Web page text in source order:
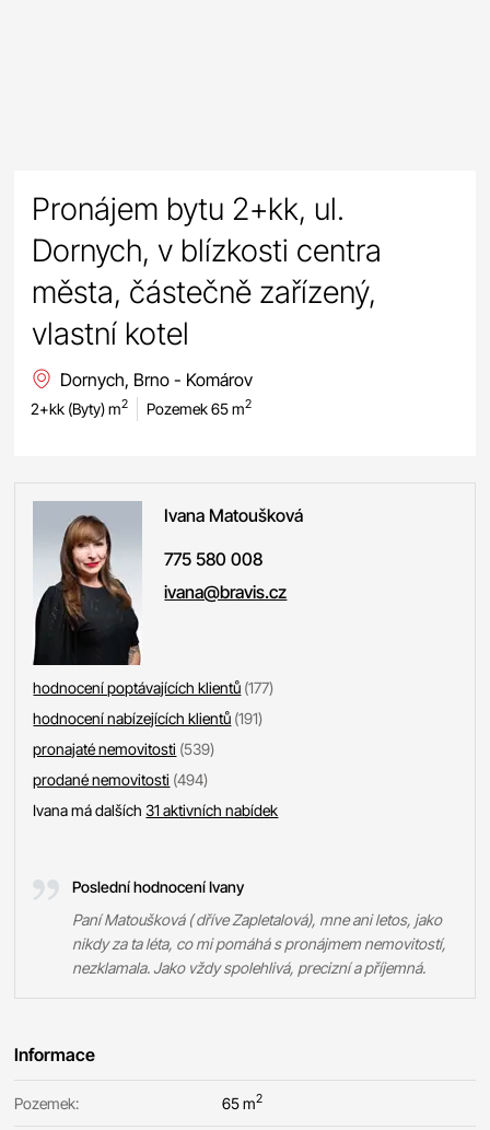
Pronájem bytu 2+kk, ul.
Dornych, v blízkosti centra
města, částečně zařízený,
vlastní kotel
Dornych, Brno - Komárov
2+kk (Byty) m2 Pozemek 65 m2
Ivana Matoušková
775 580 008
ivana@bravis.cz
hodnocení poptávajících klientů (177)
hodnocení nabízejících klientů (191)
pronajaté nemovitosti (539)
prodané nemovitosti (494)
Ivana má dalších31 aktivních nabídek
Poslední hodnocení Ivany
Paní Matoušková ( dříve Zapletalová), mne ani letos, jako
nikdy za ta léta, co mi pomáhá s pronájmem nemovitostí,
nezklamala. Jako vždy spolehlivá, precizní a příjemná.
Informace
Pozemek: 65 m2